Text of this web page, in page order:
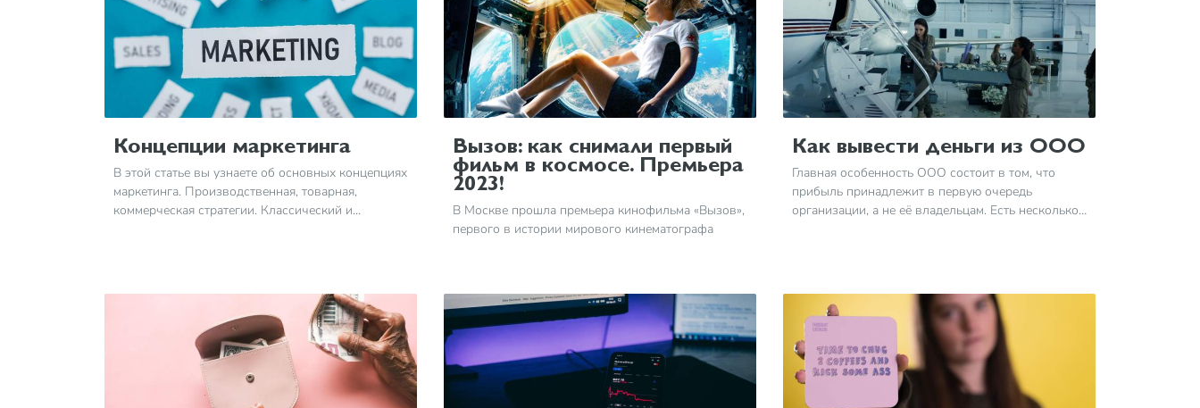
Концепции маркетинга
В этой статье вы узнаете об основных концепциях
маркетинга. Производственная, товарная,
коммерческая стратегии. Классический и
Вызов: как снимали первый
фильм в космосе. Премьера
2023!
В Москве прошла премьера кинофильма «Вызов»,
первого в истории мирового кинематографа
сравнения в рамках наземного съёмочного блока
состоялись 53 съёмочные смены. Хронометраж
отснятого материала наземного блока — 297
часов, 48 минут. Дополнительно 3 смены прошли
в самолете-лаборатории невесомости Ил-76
МДК. В итоговый хронометраж фильма вошли 50
Как вывести деньги из ООО
Главная особенность ООО состоит в том, что
прибыль принадлежит в первую очередь
организации, а не её владельцам. Есть несколько